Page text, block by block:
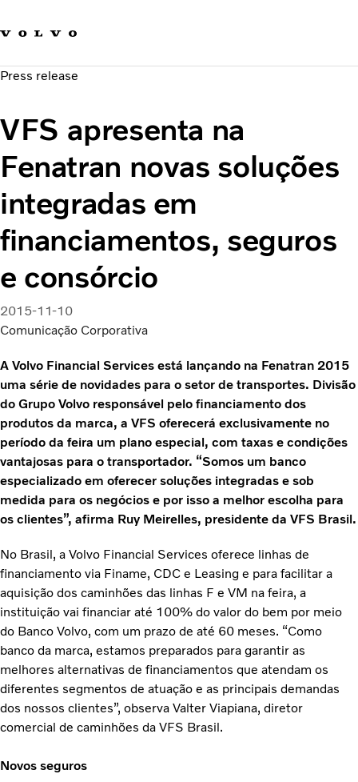
Carreira
Sustentabilidade e Segurança
Press release
VFS apresenta na
Fenatran novas soluções
integradas em
financiamentos, seguros
e consórcio
2015-11-10
Comunicação Corporativa
A Volvo Financial Services está lançando na Fenatran 2015
uma série de novidades para o setor de transportes. Divisão
do Grupo Volvo responsável pelo financiamento dos
produtos da marca, a VFS oferecerá exclusivamente no
período da feira um plano especial, com taxas e condições
vantajosas para o transportador. “Somos um banco
especializado em oferecer soluções integradas e sob
medida para os negócios e por isso a melhor escolha para
os clientes”, afirma Ruy Meirelles, presidente da VFS Brasil.
No Brasil, a Volvo Financial Services oferece linhas de
financiamento via Finame, CDC e Leasing e para facilitar a
aquisição dos caminhões das linhas F e VM na feira, a
instituição vai financiar até 100% do valor do bem por meio
do Banco Volvo, com um prazo de até 60 meses. “Como
banco da marca, estamos preparados para garantir as
melhores alternativas de financiamentos que atendam os
diferentes segmentos de atuação e as principais demandas
dos nossos clientes”, observa Valter Viapiana, diretor
comercial de caminhões da VFS Brasil.
Novos seguros